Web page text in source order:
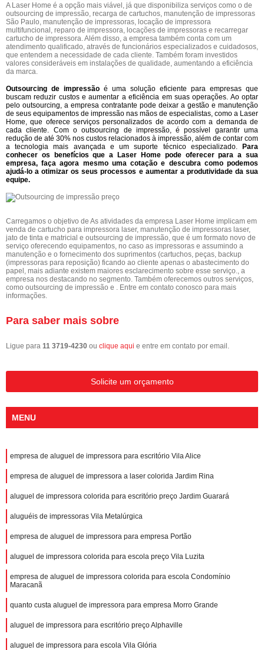
A Laser Home é a opção mais viável, já que disponibiliza serviços como o de
outsourcing de impressão, recarga de cartuchos, manutenção de impressoras
São Paulo, manutenção de impressoras, locação de impressora
multifuncional, reparo de impressora, locações de impressoras e recarregar
cartucho de impressora. Além disso, a empresa também conta com um
atendimento qualificado, através de funcionários especializados e cuidadosos,
que entendem a necessidade de cada cliente. Também foram investidos
valores consideráveis em instalações de qualidade, aumentando a eficiência
da marca.
Outsourcing de impressão é uma solução eficiente para empresas que
buscam reduzir custos e aumentar a eficiência em suas operações. Ao optar
pelo outsourcing, a empresa contratante pode deixar a gestão e manutenção
de seus equipamentos de impressão nas mãos de especialistas, como a Laser
Home, que oferece serviços personalizados de acordo com a demanda de
cada cliente. Com o outsourcing de impressão, é possível garantir uma
redução de até 30% nos custos relacionados à impressão, além de contar com
a tecnologia mais avançada e um suporte técnico especializado. Para
conhecer os benefícios que a Laser Home pode oferecer para a sua
empresa, faça agora mesmo uma cotação e descubra como podemos
ajudá-lo a otimizar os seus processos e aumentar a produtividade da sua
equipe.
Carregamos o objetivo de As atividades da empresa Laser Home implicam em
venda de cartucho para impressora laser, manutenção de impressoras laser,
jato de tinta e matricial e outsourcing de impressão, que é um formato novo de
serviço oferecendo equipamentos, no caso as impressoras e assumindo a
manutenção e o fornecimento dos suprimentos (cartuchos, peças, backup
(impressoras para reposição) ficando ao cliente apenas o abastecimento do
papel, mais adiante existem maiores esclarecimento sobre esse serviço., a
empresa nos destacando no segmento. Também oferecemos outros serviços,
como outsourcing de impressão e . Entre em contato conosco para mais
informações.
Para saber mais sobre
Ligue para 11 3719-4230 ou clique aqui e entre em contato por email.
Solicite um orçamento
MENU
empresa de aluguel de impressora para escritório Vila Alice
empresa de aluguel de impressora a laser colorida Jardim Rina
aluguel de impressora colorida para escritório preço Jardim Guarará
aluguéis de impressoras Vila Metalúrgica
empresa de aluguel de impressora para empresa Portão
aluguel de impressora colorida para escola preço Vila Luzita
empresa de aluguel de impressora colorida para escola Condomínio
Maracanã
quanto custa aluguel de impressora para empresa Morro Grande
aluguel de impressora para escritório preço Alphaville
aluguel de impressora para escola Vila Glória